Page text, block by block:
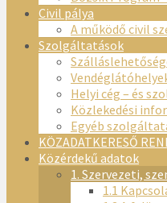
Civil pálya
A működő civil
Szolgáltatások
Helyi cég – és
Közlekedési
Egyéb
KÖZADATKERESŐ
Közérdekű adatok
1. Szervezeti,
1.1